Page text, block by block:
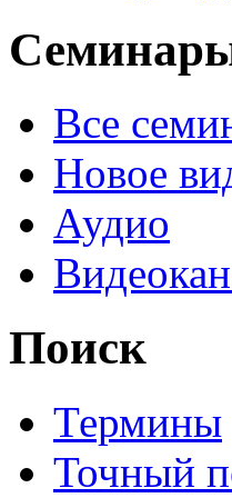
Все
Новое
Аудио
Поиск
Термины
Точный